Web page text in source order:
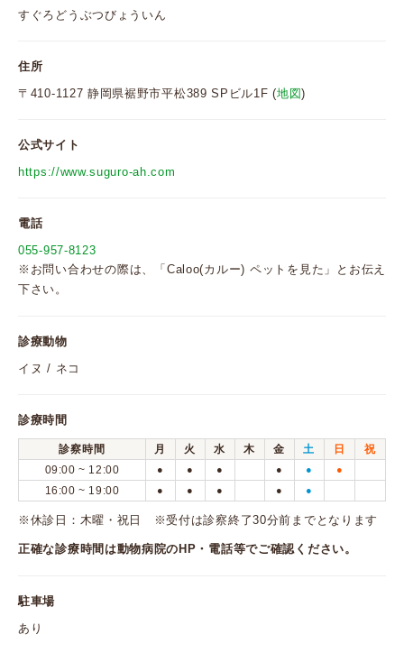
すぐろどうぶつびょういん
住所
〒410-1127 静岡県裾野市平松389 SPビル1F (地図)
公式サイト
https://www.suguro-ah.com
電話
055-957-8123
※お問い合わせの際は、「Caloo(カルー) ペットを見た」とお伝え
下さい。
診療動物
イヌ / ネコ
診療時間
診察時間 月 火 水 木 金 土 日
祝
09:00 ~ 12:00
● ● ● ● ● ●
16:00 ~ 19:00 ● ● ● ● ●
※休診日：木曜・祝日 ※受付は診察終了30分前までとなります
正確な診療時間は動物病院のHP・電話等でご確認ください。
駐車場
あり